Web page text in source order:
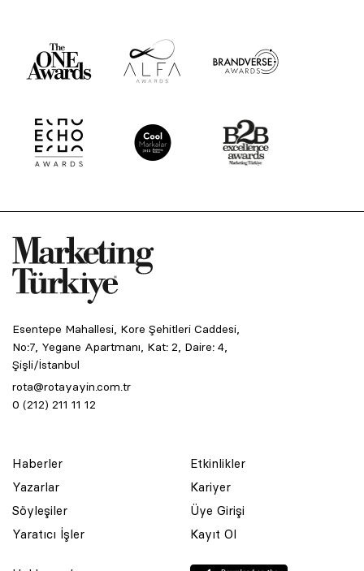
Esentepe Mahallesi, Kore Şehitleri Caddesi,
No:7, Yegane Apartmanı, Kat: 2, Daire: 4,
Şişli/İstanbul
rota@rotayayin.com.tr
0 (212) 211 11 12
Haberler
Yazarlar
Söyleşiler
Yaratıcı İşler
Etkinlikler
Kariyer
Üye Girişi
Kayıt Ol